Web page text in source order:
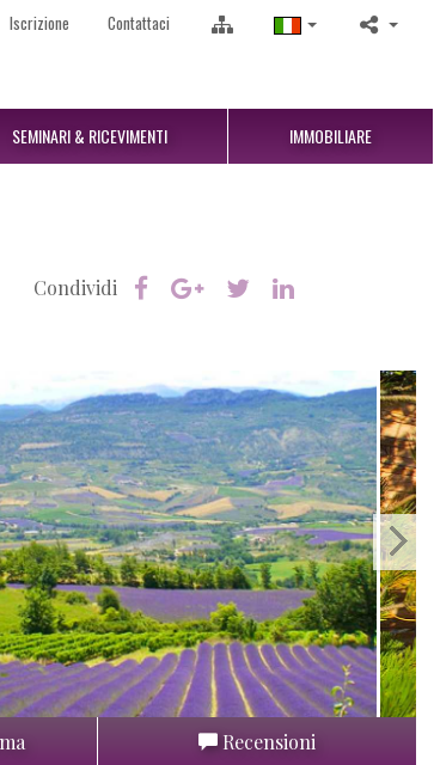
Iscrizione Contattaci
SEMINARI & RICEVIMENTI IMMOBILIARE
Condividi
Recensioni